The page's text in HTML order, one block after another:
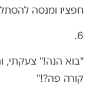
חפציו ומנסה
6.
"בוא הנה!" צעקתי,
קורה פה?!"